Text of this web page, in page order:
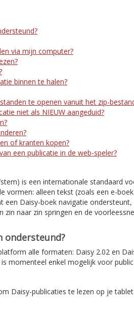
via mijn computer?
binnen te halen?
te openen vanuit het zip-
niet als NIEUW aangeduid?
of kranten kopen?
een publicatie in de web-speler?
is een internationale standaard
vormen: alleen tekst (zoals een e-
een Daisy-boek navigatie
zin naar zin springen en de
ondersteund?
alle formaten: Daisy 2.02 en
momenteel enkel mogelijk voor
Daisy-publicaties te lezen op je